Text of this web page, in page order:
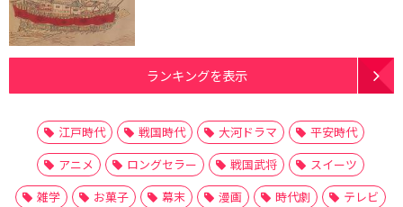
ランキングを表示
江戸時代 戦国時代 大河ドラマ
平安時代
アニメ
ロングセラー 戦国武将
スイーツ
雑学
お菓子 幕末 漫画 時代劇
テレビ